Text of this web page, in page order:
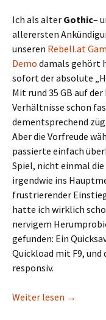
Ich als alter Gothic–
allerersten
unseren Rebell.at
Demo damals gehört
sofort der absolute
Mit rund 35 GB auf
Verhältnisse schon
dementsprechend
Aber die Vorfreude
passierte einfach
Spiel, nicht einmal
irgendwie ins
frustrierender
hatte ich wirklich
nervigem
gefunden: Ein
Quickload mit F9,
responsiv.
Weiter lesen Wenn
→